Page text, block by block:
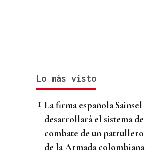
Lo más visto
La firma española Sainsel
desarrollará el sistema de
combate de un patrullero
de la Armada colombiana